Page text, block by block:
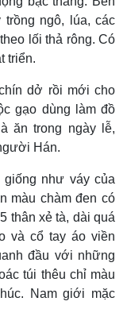
ngô, lúa, các
lối thả rông. Có
triển.
dở rồi mới cho
gạo dùng làm đồ
ăn trong ngày lễ,
Hán.
như váy của
màu chàm đen có
thân xẻ tà, dài quá
và cổ tay áo viền
đầu với những
túi thêu chỉ màu
Nam giới mặc